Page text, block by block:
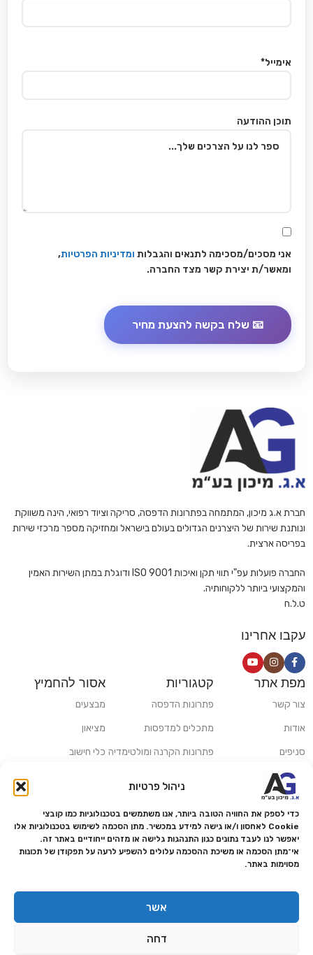
ניהול פרטיות
כדי לספק את החוויה הטובה ביותר, אנו משתמשים בטכנולוגיות כמו קובצי
Cookie לאחסון ו/או גישה למידע במכשיר. מתן הסכמה לשימוש בטכנולוגיות אלו
יאפשר לנו לעבד נתונים כגון התנהגות גלישה או מזהים ייחודיים באתר זה.
אי־מתן הסכמה או משיכת ההסכמה עלולים להשפיע לרעה על תפקודן של תכונות
מסוימות באתר.
אשר
דחה
אימייל*
תוכן ההודעה
אני מסכים/מסכימה לתנאים והגבלות ומדיניות הפרטיות,
ומאשר/ת יצירת קשר מצד החברה.
חברת א.ג מיכון, המתמחה בפתרונות הדפסה, סריקה וציוד רפואי, הינה משווקת
ונותנת שירות של היצרנים הגדולים בעולם בישראל ומחזיקה מספר מרכזי שירות
בפריסה ארצית.
החברה פועלות עפ"י תווי תקן ואיכות ISO 9001 ודוגלת במתן השירות האמין
והמקצועי ביותר ללקוחותיה.
ט.ל.ח
עקבו אחרינו
מפת אתר
צור קשר
אודות
סניפים
משלוחים ואיסוף עצמי
מדריכים ומאמרים
מותגים
מעבדת תיקונים
הצהרת נגישות
מדיניות פרטיות
מדיניות החזרות והחזרים
קטגוריות
פתרונות הדפסה
מתכלים למדפסות
פתרונות הקרנה ומולטימדיה
פתרונות למגזר הרפואי
אסור להחמיץ
מבצעים
מציאון
כלי חישוב